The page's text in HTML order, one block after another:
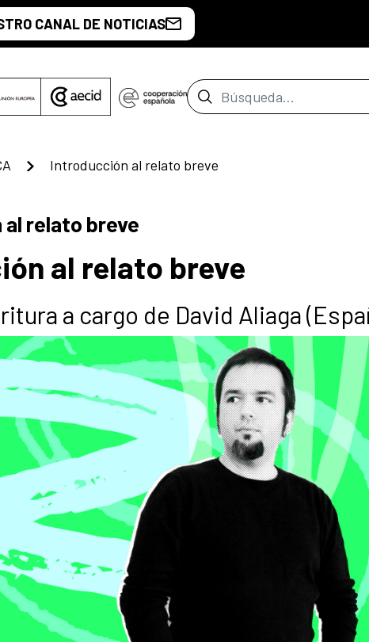
CANAL DE NOTICIAS
Barra de búsqueda
Introducción al relato breve
relato breve
al relato breve
a cargo de David Aliaga